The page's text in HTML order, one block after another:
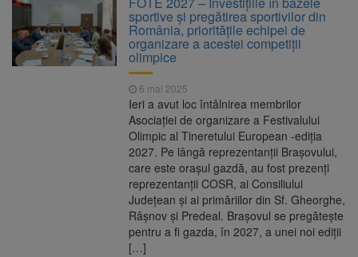
Motivul: platforme de gunoi neigienizate
7 august 2026
Clădirile Duplex de lângă
Piața Star din Brașov au fost demolate
7 august 2026
Platforma Belvedere de pe
Tâmpa intră în renovare. Contract de peste 1
milion de lei și termen de trei luni
Asociația Română pentru
Iluminat cere reducerea luminii pe timpul
nopții, nu oprirea iluminatului public
sportive și pregătirea sportivilor din
România, prioritățile echipei de
organizare a acestei competiții
olimpice
6 mai 2025
Ieri a avut loc întâlnirea membrilor
Asociației de organizare a Festivalului
Olimpic al Tineretului European -ediția
2027. Pe lângă reprezentanții Brașovului,
care este orașul gazdă, au fost prezenți
reprezentanții COSR, ai Consiliului
Județean și ai primăriilor din Sf. Gheorghe,
Râșnov și Predeal. Brașovul se pregătește
pentru a fi gazda, în 2027, a unei noi ediții
[…]